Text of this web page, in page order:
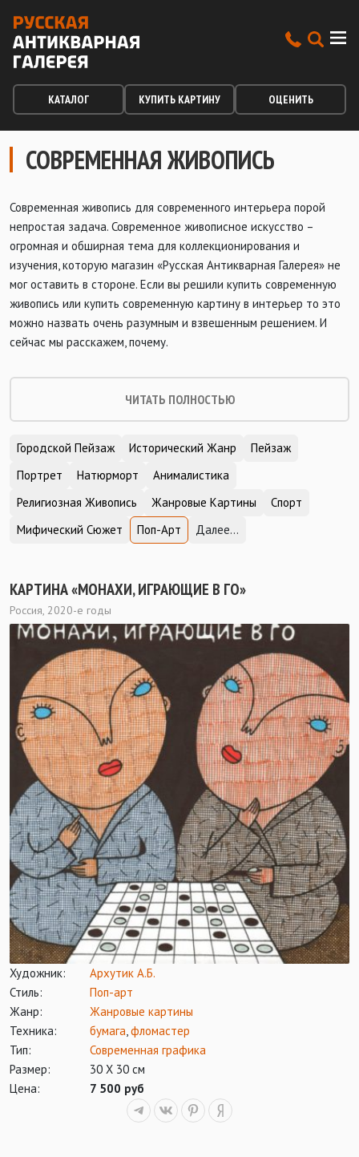
КАТАЛОГ КУПИТЬ КАРТИНУ ОЦЕНИТЬ
СОВРЕМЕННАЯ ЖИВОПИСЬ
Современная живопись для современного интерьера порой
непростая задача. Современное живописное искусство –
огромная и обширная тема для коллекционирования и
изучения, которую магазин «Русская Антикварная Галерея» не
мог оставить в стороне. Если вы решили купить современную
живопись или купить современную картину в интерьер то это
можно назвать очень разумным и взвешенным решением. И
сейчас мы расскажем, почему.
ЧИТАТЬ ПОЛНОСТЬЮ
Городской Пейзаж Исторический Жанр
Пейзаж
Портрет
Натюрморт
Анималистика
Религиозная Живопись
Жанровые Картины
Спорт
Мифический Сюжет
Поп-Арт Далее...
КАРТИНА «МОНАХИ, ИГРАЮЩИЕ В ГО»
Россия, 2020-е годы
Художник:
Архутик А.Б.
Стиль:
Поп-арт
Жанр:
Жанровые картины
Техника:
бумага,фломастер
Тип:
Современная графика
Размер:
30 Х 30 см
Цена:
7 500 руб